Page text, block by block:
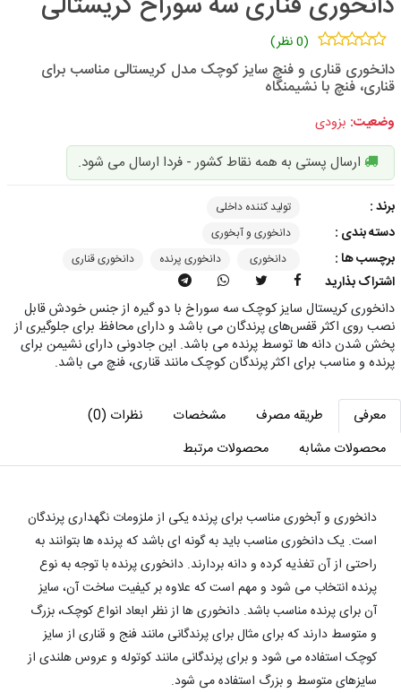
(0 نظر)
دانخوری قناری و فنچ سایز کوچک مدل کریستالی مناسب برای
قناری، فنچ با نشیمنگاه
وضعیت: بزودی
ارسال پستی به همه نقاط کشور - فردا ارسال می شود.
برند : تولید کننده داخلی
دسته بندی : دانخوری و آبخوری
برچسب ها : دانخوری دانخوری پرنده دانخوری قناری
اشتراک بذارید
دانخوری کریستال سایز کوچک سه سوراخ با دو گیره از جنس خودش قابل
نصب روی اکثر قفس‌های پرندگان می باشد و دارای محافظ برای جلوگیری از
پخش شدن دانه ها توسط پرنده می باشد. این جادونی دارای نشیمن برای
پرنده و مناسب برای اکثر پرندگان کوچک مانند قناری، فنچ می باشد.
معرفی طریقه مصرف مشخصات
نظرات (0)
محصولات مشابه
محصولات مرتبط
دانخوری و آبخوری مناسب برای پرنده یکی از ملزومات نگهداری پرندگان
است. یک دانخوری مناسب باید به گونه ای باشد که پرنده ها بتوانند به
راحتی از آن تغذیه کرده و دانه بردارند. دانخوری پرنده با توجه به نوع
پرنده انتخاب می شود و مهم است که علاوه بر کیفیت ساخت آن، سایز
آن برای پرنده مناسب باشد. دانخوری ها از نظر ابعاد انواع کوچک، بزرگ
و متوسط دارند که برای مثال برای پرندگانی مانند فنج و قناری از سایز
کوچک استفاده می شود و برای پرندگانی مانند کوتوله و عروس هلندی از
سایزهای متوسط و بزرگ استفاده می شود.